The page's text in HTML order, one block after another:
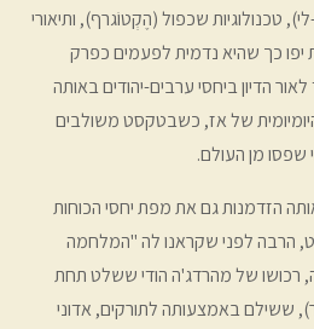
טכנולוגיות שכפול (הֶקְטוֹגרף), ותיאורי
יפו כך שהיא נדמית לפעמים כפרק
הדיון ביחסי ערבים-יהודים באותה
של אז, כשבטקסט משולבים
שפסו מן העולם.
הזדמנות גם את מפת יחסי הכוחות
הרבה לפני שקראנו לה "המלחמה
רכושו של מהרדג'ה הודי ששלט תחת
ששילם באמצעותה לתורקים, אדוני